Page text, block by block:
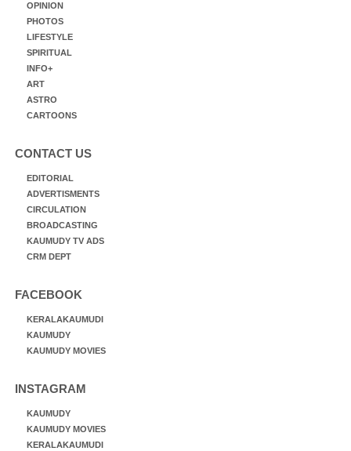
OPINION
PHOTOS
LIFESTYLE
SPIRITUAL
INFO+
ART
ASTRO
CARTOONS
CONTACT US
EDITORIAL
ADVERTISMENTS
CIRCULATION
BROADCASTING
KAUMUDY TV ADS
CRM DEPT
FACEBOOK
KERALAKAUMUDI
KAUMUDY
KAUMUDY MOVIES
INSTAGRAM
KAUMUDY
KAUMUDY MOVIES
KERALAKAUMUDI